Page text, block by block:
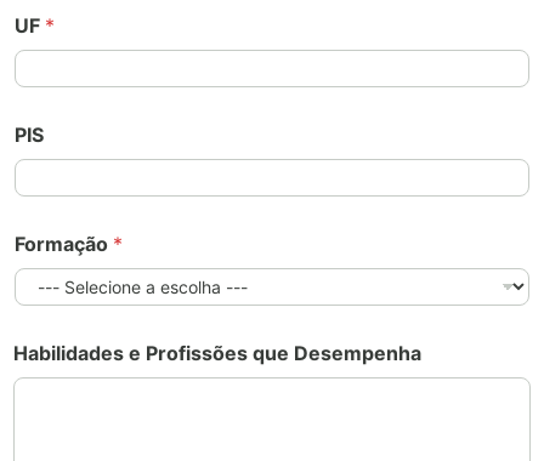
UF *
PIS
Formação *
Habilidades e Profissões que Desempenha